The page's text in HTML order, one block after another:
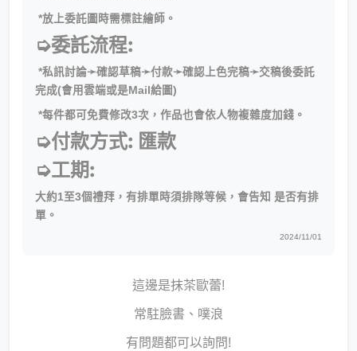
*放上委託圖時需標註繪師。
➭委託流程:
*私訊討論➛確認草稿➛付款➛確認上色完稿➛交稿後委託
完成(會用雲端或是Mail給圖)
*每件都可免費修改3次，作品也會依人物複雜度加錢。
➭付款方式: 匯款
➭工期:
大約1至3個禮拜，有排單時須排隊等候，會告知 是否有排
單。
2024/11/01
這邊是抹茶歐蕾!
常駐臉書、噗浪
有問題都可以詢問!